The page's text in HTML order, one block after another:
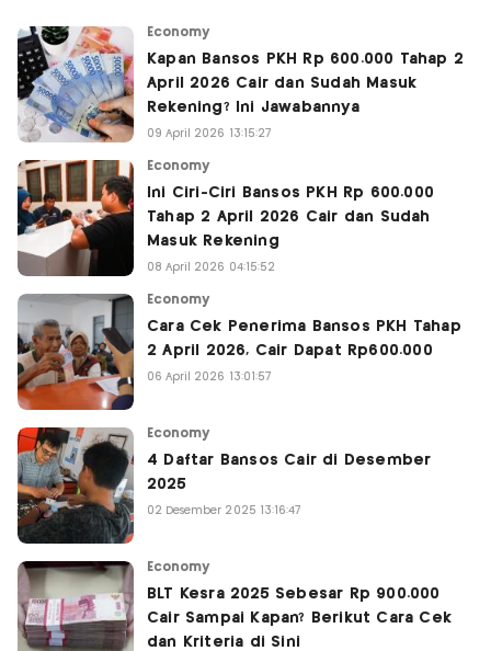
Economy
Kapan Bansos PKH Rp 600.000 Tahap 2
April 2026 Cair dan Sudah Masuk
Rekening? Ini Jawabannya
09 April 2026 13:15:27
Economy
Ini Ciri-Ciri Bansos PKH Rp 600.000
Tahap 2 April 2026 Cair dan Sudah
Masuk Rekening
08 April 2026 04:15:52
Economy
Cara Cek Penerima Bansos PKH Tahap
2 April 2026, Cair Dapat Rp600.000
06 April 2026 13:01:57
Economy
4 Daftar Bansos Cair di Desember
2025
02 Desember 2025 13:16:47
Economy
BLT Kesra 2025 Sebesar Rp 900.000
Cair Sampai Kapan? Berikut Cara Cek
dan Kriteria di Sini